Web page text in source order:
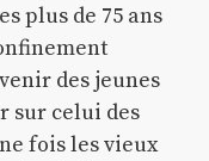
plus de 75 ans
des jeunes
sur celui des
fois les vieux